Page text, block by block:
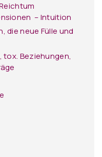
– Intuition
die neue Fülle und
tox. Beziehungen,